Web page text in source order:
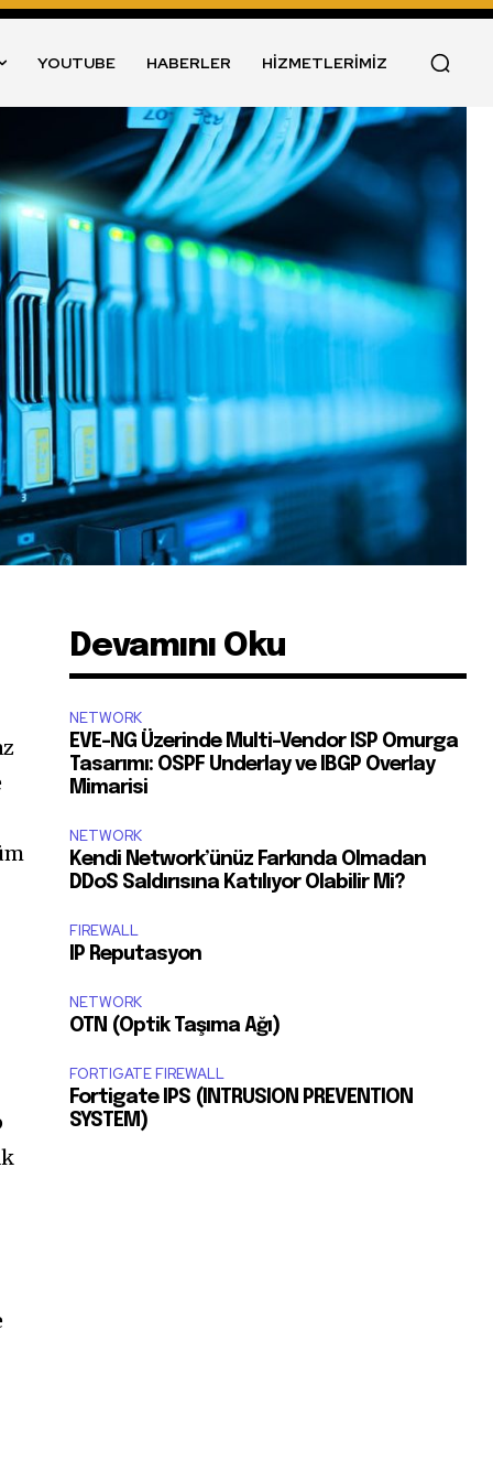
YOUTUBE HABERLER HİZMETLERİMİZ
Devamını Oku
NETWORK
EVE-NG Üzerinde Multi-Vendor ISP Omurga
Tasarımı: OSPF Underlay ve IBGP Overlay
Mimarisi
NETWORK
Kendi Network’ünüz Farkında Olmadan
DDoS Saldırısına Katılıyor Olabilir Mi?
FIREWALL
IP Reputasyon
NETWORK
OTN (Optik Taşıma Ağı)
FORTIGATE FIREWALL
Fortigate IPS (INTRUSION PREVENTION
SYSTEM)